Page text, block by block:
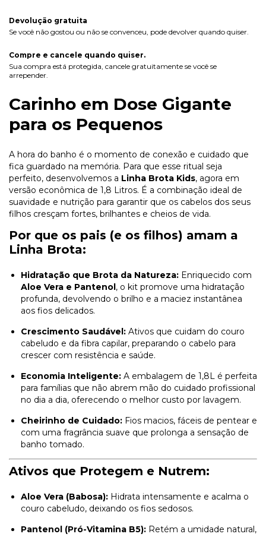
Devolução gratuita
Se você não gostou ou não se convenceu, pode devolver quando quiser.
Compre e cancele quando quiser.
Sua compra está protegida, cancele gratuitamente se você se
arrepender.
Carinho em Dose Gigante
para os Pequenos
A hora do banho é o momento de conexão e cuidado que
fica guardado na memória. Para que esse ritual seja
perfeito, desenvolvemos a Linha Brota Kids, agora em
versão econômica de 1,8 Litros. É a combinação ideal de
suavidade e nutrição para garantir que os cabelos dos seus
filhos cresçam fortes, brilhantes e cheios de vida.
Por que os pais (e os filhos) amam a
Linha Brota:
Hidratação que Brota da Natureza: Enriquecido com
Aloe Vera e Pantenol, o kit promove uma hidratação
profunda, devolvendo o brilho e a maciez instantânea
aos fios delicados.
Crescimento Saudável: Ativos que cuidam do couro
cabeludo e da fibra capilar, preparando o cabelo para
crescer com resistência e saúde.
Economia Inteligente: A embalagem de 1,8L é perfeita
para famílias que não abrem mão do cuidado profissional
no dia a dia, oferecendo o melhor custo por lavagem.
Cheirinho de Cuidado: Fios macios, fáceis de pentear e
com uma fragrância suave que prolonga a sensação de
banho tomado.
Ativos que Protegem e Nutrem:
Aloe Vera (Babosa): Hidrata intensamente e acalma o
couro cabeludo, deixando os fios sedosos.
Pantenol (Pró-Vitamina B5): Retém a umidade natural,